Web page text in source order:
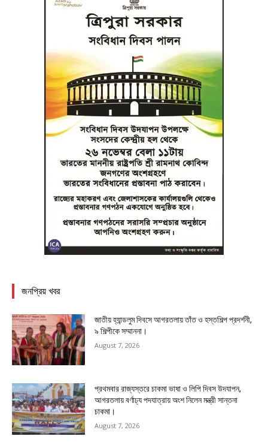
জনপ্রিয় খবর
জাতীয় হ্যান্ডলুম দিবসে আগরতলায় তাঁত ও হস্তশিল্প প্রদর্শনী,
৯ শিল্পীকে সম্মাননা।
August 7, 2026
প্রথমবার রাজ্যস্তরে চাকমা ভাষা ও লিপি দিবস উদযাপন,
আগরতলায় বর্ণাঢ্য পদযাত্রায় অংশ নিলেন মন্ত্রী সান্তনা
চাকমা।
August 7, 2026